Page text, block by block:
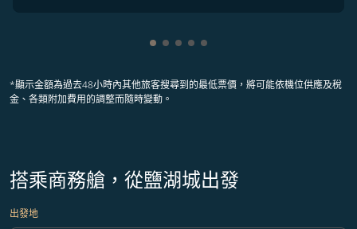
顯示 cmp-pagination-showing-
顯示 cmp-pagination-showing-
顯示 cmp-pagination-
顯示 cmp-pagination-
顯示 cmp-pagination-
*顯示金額為過去48小時內其他旅客搜尋到的最低票價，將可能依機位供應及稅
金、各類附加費用的調整而隨時變動。
搭乘商務艙，從鹽湖城出發
出發地